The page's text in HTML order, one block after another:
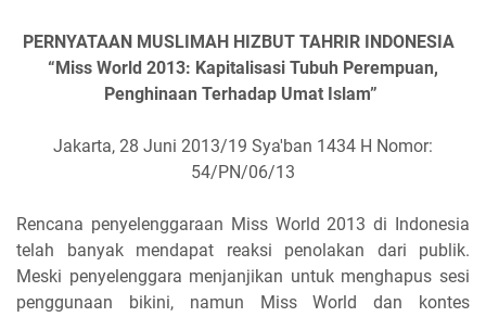
PERNYATAAN MUSLIMAH HIZBUT TAHRIR INDONESIA
“Miss World 2013: Kapitalisasi Tubuh Perempuan,
Penghinaan Terhadap Umat Islam”
Jakarta, 28 Juni 2013/19 Sya'ban 1434 H Nomor:
54/PN/06/13
Rencana penyelenggaraan Miss World 2013 di Indonesia
telah banyak mendapat reaksi penolakan dari publik.
Meski penyelenggara menjanjikan untuk menghapus sesi
penggunaan bikini, namun Miss World dan kontes